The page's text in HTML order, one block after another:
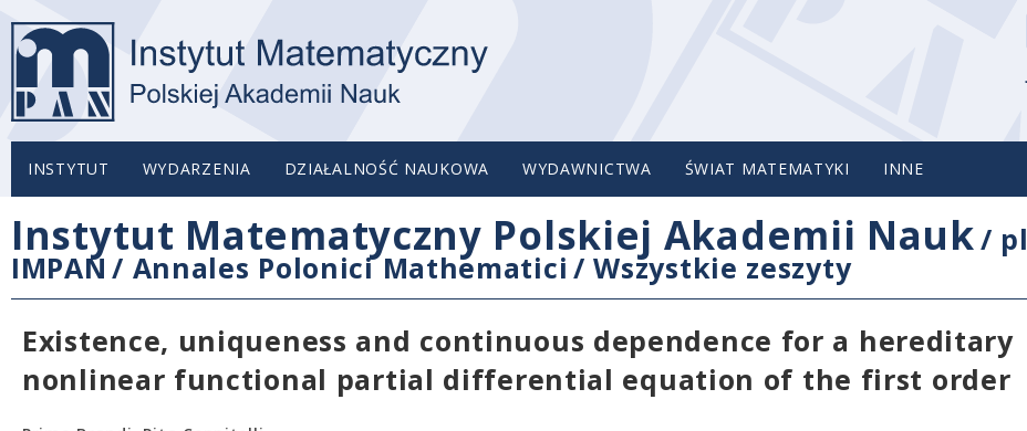
INSTYTUT WYDARZENIA DZIAŁALNOŚĆ NAUKOWA WYDAWNICTWA ŚWIAT MATEMATYKI INNE
Instytut Matematyczny Polskiej Akademii Nauk/ pl
IMPAN / Annales Polonici Mathematici /Wszystkie zeszyty
Existence, uniqueness and continuous dependence for a hereditary
nonlinear functional partial differential equation of the first order